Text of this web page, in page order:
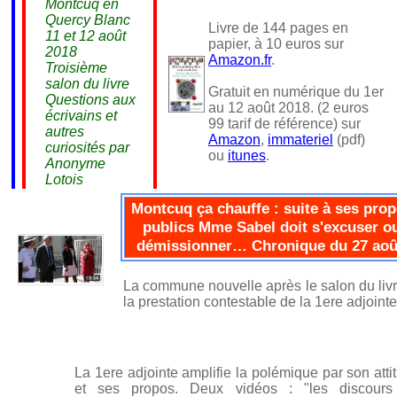
Montcuq en
Quercy Blanc
11 et 12 août
2018
Troisième
salon du livre
Questions aux
écrivains et
autres
curiosités par
Anonyme
Lotois
Livre de 144 pages en
papier, à 10 euros sur
Amazon.fr.
Gratuit en numérique du 1er
au 12 août 2018. (2 euros
99 tarif de référence) sur
Amazon, immateriel (pdf)
ou itunes.
Montcuq ça chauffe : suite à ses
publics Mme Sabel doit s'excuser
démissionner… Chronique du 27
La commune nouvelle après le salon du
la prestation contestable de la 1ere adjointe
La 1ere adjointe amplifie la polémique par son
et ses propos. Deux vidéos : "les